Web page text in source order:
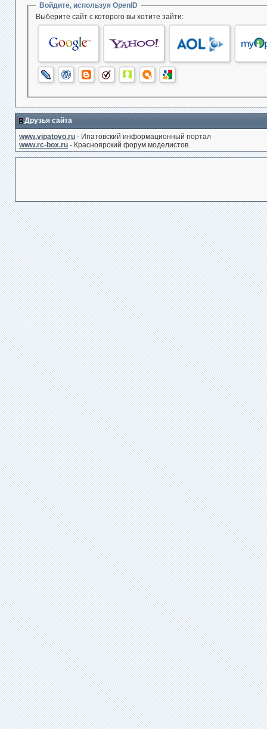
Войдите, используя OpenID
Выберите сайт с которого вы хотите зайти:
Друзья сайта
www.vipatovo.ru - Ипатовский информационный портал
www.rc-box.ru - Красноярский форум моделистов.